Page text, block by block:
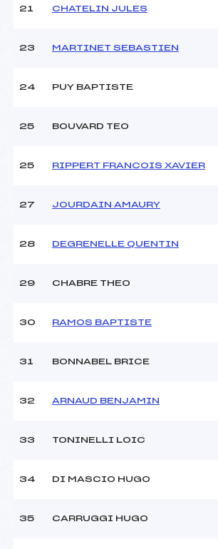
21 CHATELIN JULES
23 MARTINET SEBASTIEN
24 PUY BAPTISTE
25 BOUVARD TEO
25 RIPPERT FRANCOIS XAVIER
27 JOURDAIN AMAURY
28 DEGRENELLE QUENTIN
29 CHABRE THEO
30 RAMOS BAPTISTE
31 BONNABEL BRICE
32 ARNAUD BENJAMIN
33 TONINELLI LOIC
34 DI MASCIO HUGO
35 CARRUGGI HUGO